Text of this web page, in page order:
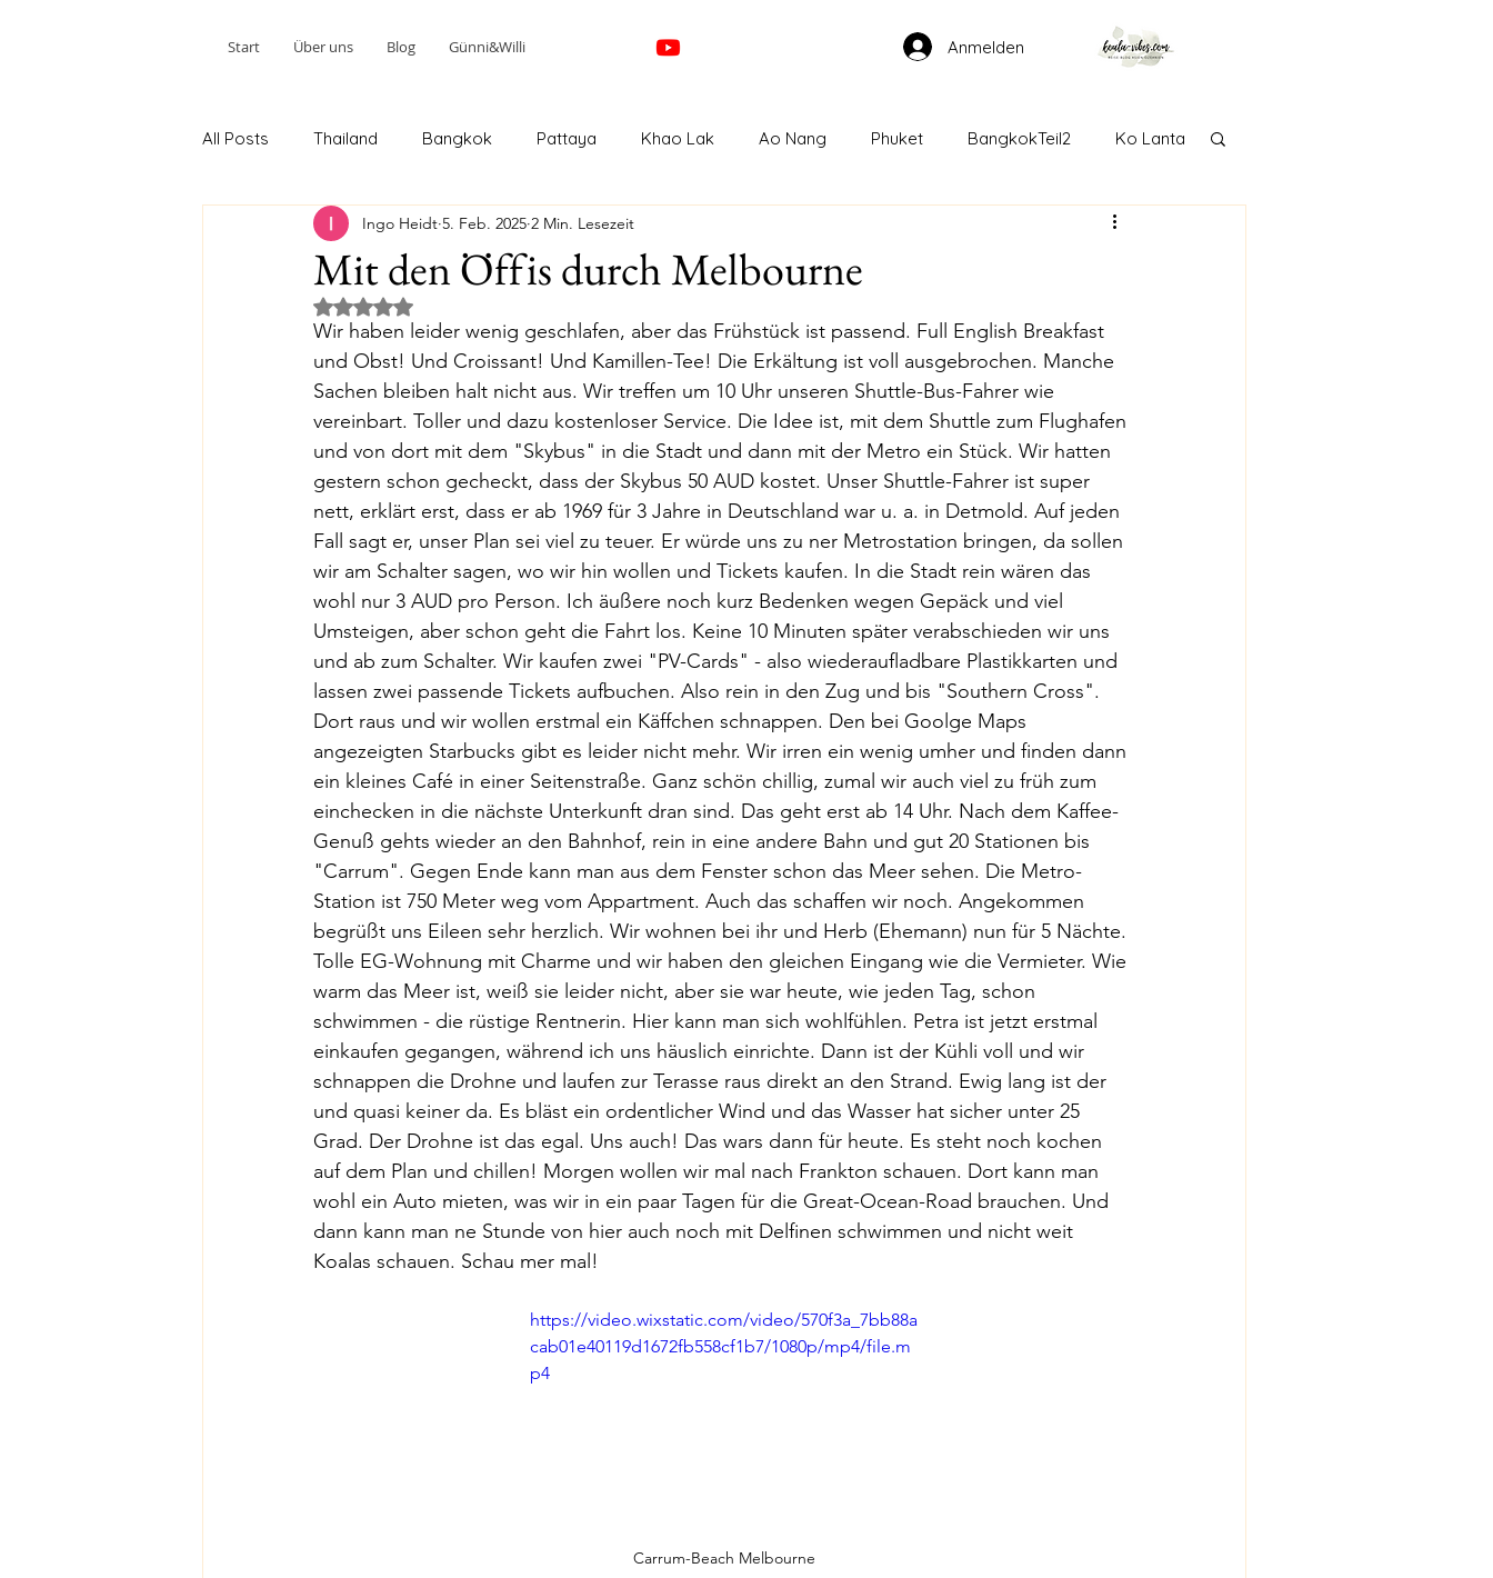
Start Über uns Blog Günni&Willi Anmelden
All Posts Thailand Bangkok Pattaya Khao Lak Ao Nang Phuket BangkokTeil2 Ko Lanta
Ao Nang 2.Teil Phuket 2.Teil Kuala Lumpur Langkawi
Kuala Lumpur 2. Teil
Melbourne 2. Stopp Sydney Auckland Papamoa Taupo Wellington Taranaki
Mit den Öffis durch Melbourne
Ingo Heidt 5. Feb. 2025 2 Min. Lesezeit
Mit NaN von 5 Sternen bewertet.
Wir haben leider wenig geschlafen, aber das Frühstück ist passend. Full English Breakfast
und Obst! Und Croissant! Und Kamillen-Tee! Die Erkältung ist voll ausgebrochen. Manche
Sachen bleiben halt nicht aus. Wir treffen um 10 Uhr unseren Shuttle-Bus-Fahrer wie
vereinbart. Toller und dazu kostenloser Service. Die Idee ist, mit dem Shuttle zum Flughafen
und von dort mit dem "Skybus" in die Stadt und dann mit der Metro ein Stück. Wir hatten
gestern schon gecheckt, dass der Skybus 50 AUD kostet. Unser Shuttle-Fahrer ist super
nett, erklärt erst, dass er ab 1969 für 3 Jahre in Deutschland war u. a. in Detmold. Auf jeden
Fall sagt er, unser Plan sei viel zu teuer. Er würde uns zu ner Metrostation bringen, da sollen
wir am Schalter sagen, wo wir hin wollen und Tickets kaufen. In die Stadt rein wären das
wohl nur 3 AUD pro Person. Ich äußere noch kurz Bedenken wegen Gepäck und viel
Umsteigen, aber schon geht die Fahrt los. Keine 10 Minuten später verabschieden wir uns
und ab zum Schalter. Wir kaufen zwei "PV-Cards" - also wiederaufladbare Plastikkarten und
lassen zwei passende Tickets aufbuchen. Also rein in den Zug und bis "Southern Cross".
Dort raus und wir wollen erstmal ein Käffchen schnappen. Den bei Goolge Maps
angezeigten Starbucks gibt es leider nicht mehr. Wir irren ein wenig umher und finden dann
ein kleines Café in einer Seitenstraße. Ganz schön chillig, zumal wir auch viel zu früh zum
einchecken in die nächste Unterkunft dran sind. Das geht erst ab 14 Uhr. Nach dem Kaffee-
Genuß gehts wieder an den Bahnhof, rein in eine andere Bahn und gut 20 Stationen bis
"Carrum". Gegen Ende kann man aus dem Fenster schon das Meer sehen. Die Metro-
Station ist 750 Meter weg vom Appartment. Auch das schaffen wir noch. Angekommen
begrüßt uns Eileen sehr herzlich. Wir wohnen bei ihr und Herb (Ehemann) nun für 5 Nächte.
Tolle EG-Wohnung mit Charme und wir haben den gleichen Eingang wie die Vermieter. Wie
warm das Meer ist, weiß sie leider nicht, aber sie war heute, wie jeden Tag, schon
schwimmen - die rüstige Rentnerin. Hier kann man sich wohlfühlen. Petra ist jetzt erstmal
einkaufen gegangen, während ich uns häuslich einrichte. Dann ist der Kühli voll und wir
schnappen die Drohne und laufen zur Terasse raus direkt an den Strand. Ewig lang ist der
und quasi keiner da. Es bläst ein ordentlicher Wind und das Wasser hat sicher unter 25
Grad. Der Drohne ist das egal. Uns auch! Das wars dann für heute. Es steht noch kochen
auf dem Plan und chillen! Morgen wollen wir mal nach Frankton schauen. Dort kann man
wohl ein Auto mieten, was wir in ein paar Tagen für die Great-Ocean-Road brauchen. Und
dann kann man ne Stunde von hier auch noch mit Delfinen schwimmen und nicht weit
Koalas schauen. Schau mer mal!
https://video.wixstatic.com/video/570f3a_7bb88a
cab01e40119d1672fb558cf1b7/1080p/mp4/file.m
p4
Carrum-Beach Melbourne